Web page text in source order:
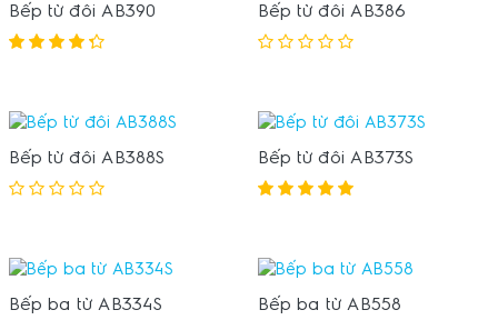
Bếp từ đôi AB390 Bếp từ đôi AB386
Bếp từ đôi AB388S Bếp từ đôi AB373S
Bếp ba từ AB334S Bếp ba từ AB558